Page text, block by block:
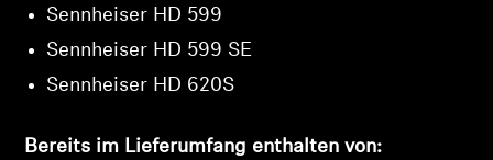
Sennheiser HD 599
Sennheiser HD 599 SE
Sennheiser HD 620S
Bereits im Lieferumfang enthalten von: